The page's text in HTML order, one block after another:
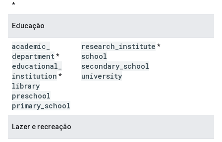
*
Educação
academic
department*
educational
institution *
library
preschool
primary school
research institute *
school
secondary school
university
Lazer e recreação